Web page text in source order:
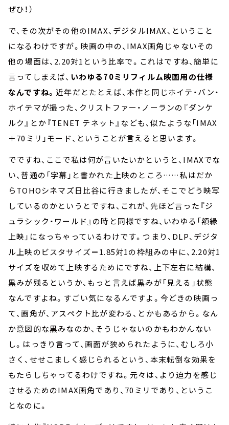
ぜひ！）
で、その次がその他のIMAX、デジタルIMAX、ということ
になるわけですが。映画の中の、IMAX画角じゃないその
他の場面は、2.20対1という比率で。これはですね、簡単に
言ってしまえば、 いわゆる70ミリフィルム映画用の仕様
なんですね。近年だとたとえば、本作と同じホイテ・バン・
ホイテマが撮った、クリストファー・ノーランの『ダンケ
ルク』とか『TENET テネット』なども、似たような「IMAX
＋70ミリ」モード、ということが言えると思います。
でですね、ここで私は何が言いたいかというと、IMAXでな
い、普通の「字幕」と書かれた上映のところ……私はだか
らTOHOシネマズ日比谷に行きましたが、そこでどう映写
しているのかというとですね、これが、先ほど言った『ジ
ュラシック・ワールド』の時と同様ですね、いわゆる「額縁
上映」になっちゃっているわけです。つまり、DLP、デジタ
ル上映のビスタサイズ＝1.85対1の枠組みの中に、2.20対1
サイズを収めて上映するためにですね、上下左右に結構、
黒みが残るというか、もっと言えば黒みが「見える」状態
なんですよね。すごい気になるんですよ。今どきの映画っ
て、画角が、アスペクト比が変わる、とかもあるから。なん
か意図的な黒みなのか、そうじゃないのかもわかんない
し。はっきり言って、画面が狭められたように、むしろ小
さく、せせこましく感じられるという、本末転倒な効果を
もたらしちゃってるわけですね。元々は、より迫力を感じ
させるためのIMAX画角であり、70ミリであり、というこ
となのに。